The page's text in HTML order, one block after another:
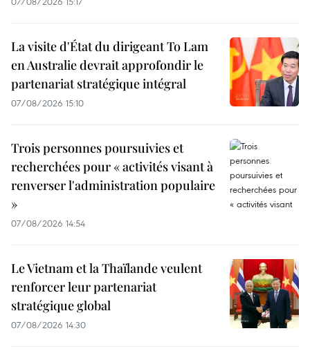
La visite d'État du dirigeant To Lam
en Australie devrait approfondir le
partenariat stratégique intégral
07/08/2026 15:10
Trois personnes poursuivies et
recherchées pour « activités visant à
renverser l'administration populaire
»
07/08/2026 14:54
Le Vietnam et la Thaïlande veulent
renforcer leur partenariat
stratégique global
07/08/2026 14:30